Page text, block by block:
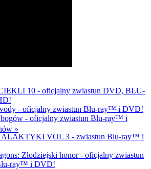
10 - oficjalny zwiastun DVD, BLU-
- oficjalny zwiastun Blu-ray™ i DVD!
bogów - oficjalny zwiastun Blu-ray™ i
VOL 3 - zwiastun Blu-ray™ i
Złodziejski honor - oficjalny zwiastun
ray™ i DVD!
»